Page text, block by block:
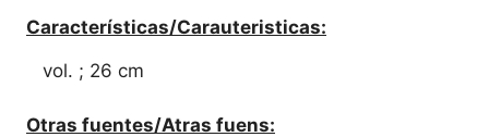
Características/Carauteristicas:
vol. ; 26 cm
Otras fuentes/Atras fuens: